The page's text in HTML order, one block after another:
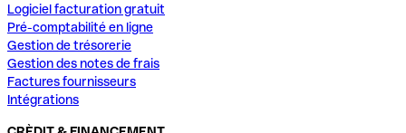
Logiciel facturation gratuit
Pré-comptabilité en ligne
Gestion de trésorerie
Gestion des notes de frais
Factures fournisseurs
Intégrations